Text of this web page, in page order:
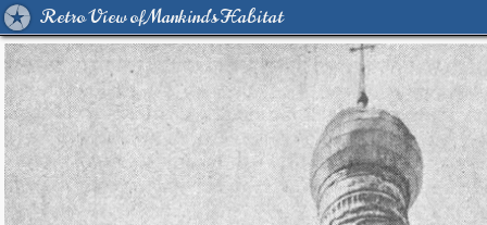
Retro View of Mankind's Habitat